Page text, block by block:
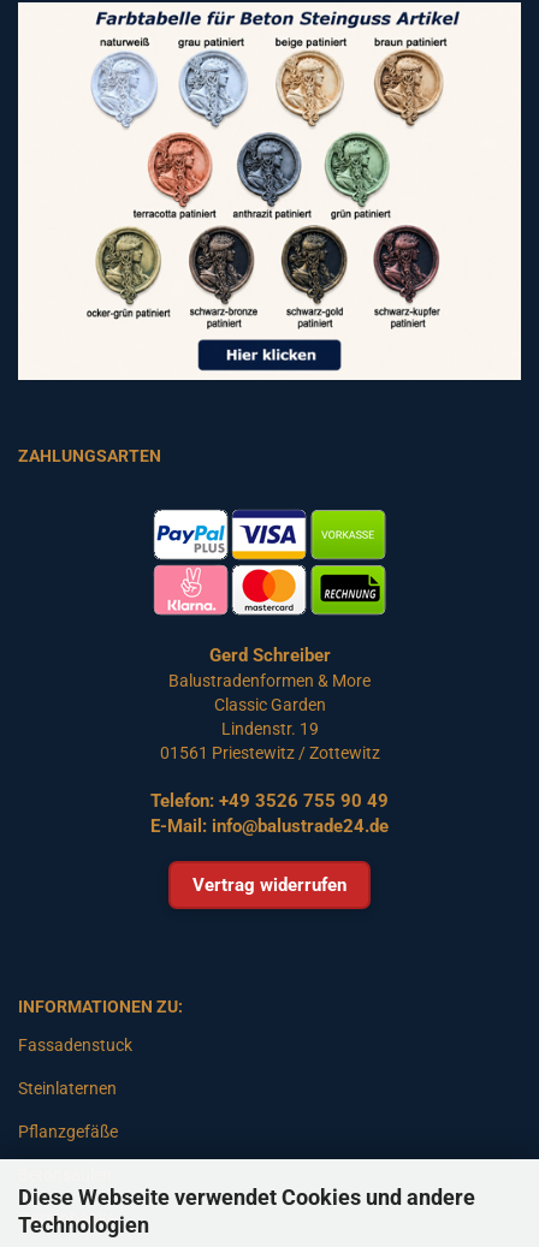
Diese Webseite verwendet Cookies und andere
Technologien
ZAHLUNGSARTEN
Gerd Schreiber
Balustradenformen & More
Classic Garden
Lindenstr. 19
01561 Priestewitz / Zottewitz
Telefon: +49 3526 755 90 49
E-Mail: info@balustrade24.de
Vertrag widerrufen
INFORMATIONEN ZU:
Fassadenstuck
Steinlaternen
Pflanzgefäße
Gartenbänke